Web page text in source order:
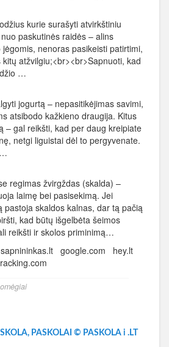
kurie surašyti atvirkštiniu
paskutinės raidės – alins
nenoras pasikeisti patirtimi,
atžvilgiu;<br><br>Sapnuoti, kad
…
jogurtą – nepasitikėjimas savimi,
atsibodo kažkieno draugija. Kitus
– gal reikšti, kad per daug kreipiate
netgi liguistai dėl to pergyvenate.
regimas žvirgždas (skalda) –
laimę bei pasisekimą. Jei
pastoja skaldos kalnas, dar tą pačią
kad būtų išgelbėta šeimos
reikšti ir skolos priminimą…
google.com hey.lt
PASKOLAI © PASKOLA i .LT